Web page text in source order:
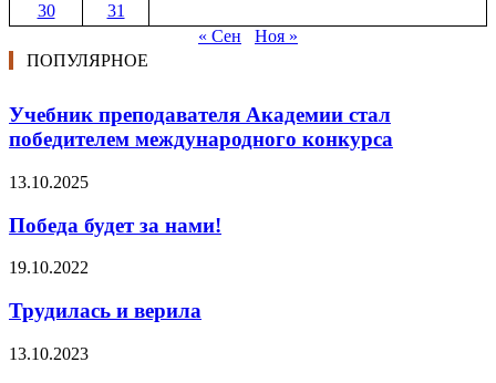
30
31
« Сен
Ноя »
ПОПУЛЯРНОЕ
Учебник преподавателя Академии стал
победителем международного конкурса
13.10.2025
Победа будет за нами!
19.10.2022
Трудилась и верила
13.10.2023